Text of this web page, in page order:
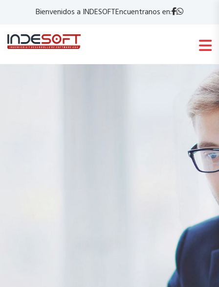
Bienvenidos a INDESOFTEncuentranos en: